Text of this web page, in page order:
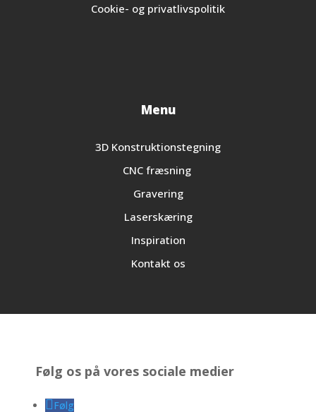
Cookie- og privatlivspolitik
Menu
3D Konstruktionstegning
CNC fræsning
Gravering
Laserskæring
Inspiration
Kontakt os
Følg os på vores sociale medier
Følg